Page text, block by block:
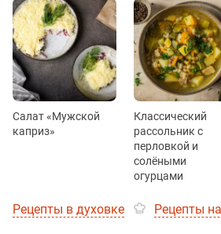
Салат «Мужской
каприз»
Классический
рассольник с
перловкой и
солёными
огурцами
Рецепты в духовке Рецепты